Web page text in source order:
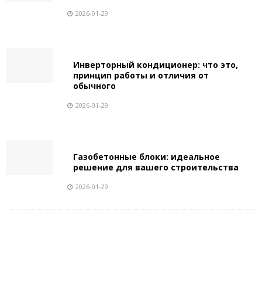
2026-01-29
Инверторный кондиционер: что это,
принцип работы и отличия от
обычного
2026-01-29
Газобетонные блоки: идеальное
решение для вашего строительства
2026-01-29